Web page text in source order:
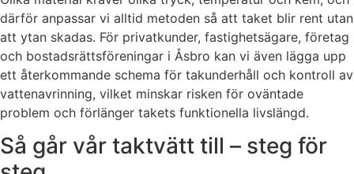
därför anpassar vi alltid metoden så att taket blir rent utan
att ytan skadas. För privatkunder, fastighetsägare, företag
och bostadsrättsföreningar i Åsbro kan vi även lägga upp
ett återkommande schema för takunderhåll och kontroll av
vattenavrinning, vilket minskar risken för oväntade
problem och förlänger takets funktionella livslängd.
Så går vår taktvätt till – steg för